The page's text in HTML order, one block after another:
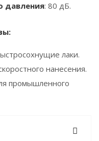
давления: 80 дБ.
лаки.
нанесения.
промышленного